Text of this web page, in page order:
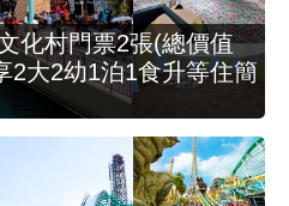
化村門票2張(總價值
2大2幼1泊1食升等住簡